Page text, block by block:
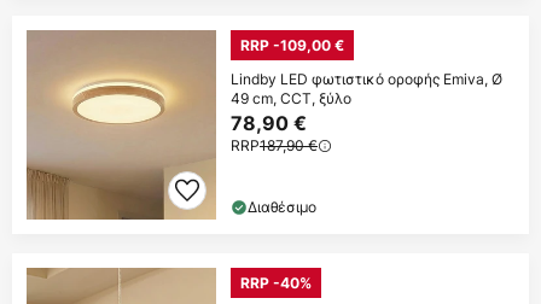
RRP -109,00 €
Lindby LED φωτιστικό οροφής Emiva, Ø
49 cm, CCT, ξύλο
78,90 €
RRP187,90 €
Διαθέσιμο
RRP -40%